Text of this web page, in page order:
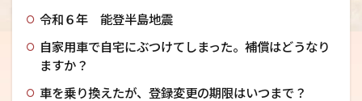
令和６年 能登半島地震
自家用車で自宅にぶつけてしまった。補償はどうなり
ますか？
車を乗り換えたが、登録変更の期限はいつまで？